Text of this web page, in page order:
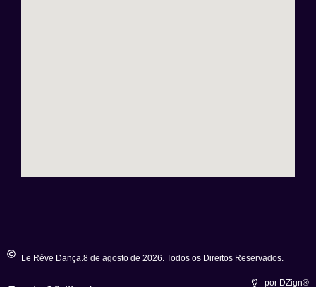
Le Rêve Dança.8 de agosto de 2026. Todos os Direitos Reservados.
por DZign®